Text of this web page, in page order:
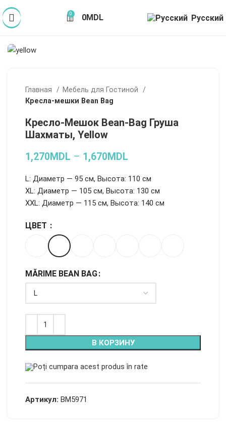
0 0MDL Русский
Главная
Мебель для Гостиной
Кресла-мешки Bean Bag
Кресло-Мешок Bean-Bag Груша
Шахматы, Yellow
1,270MDL – 1,670MDL
L: Диаметр — 95 см, Высота: 110 см
XL: Диаметр — 105 см, Высота: 130 см
XXL: Диаметр — 115 см, Высота: 140 см
ЦВЕТ
MĂRIME BEAN BAG
В КОРЗИНУ
Poți cumpara acest produs în rate
Артикул: BM5971